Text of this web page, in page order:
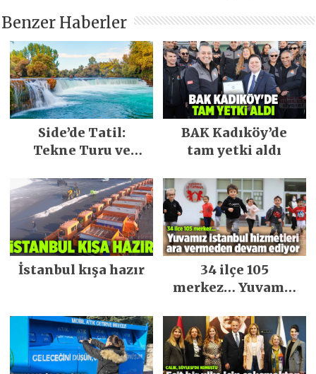
Benzer Haberler
Side’de Tatil:
Tekne Turu ve
BAK Kadıköy’de
tam yetki aldı
İstanbul kışa hazır
34 ilçe 105
merkez… Yuvamız
ara vermeden
devam ediyor